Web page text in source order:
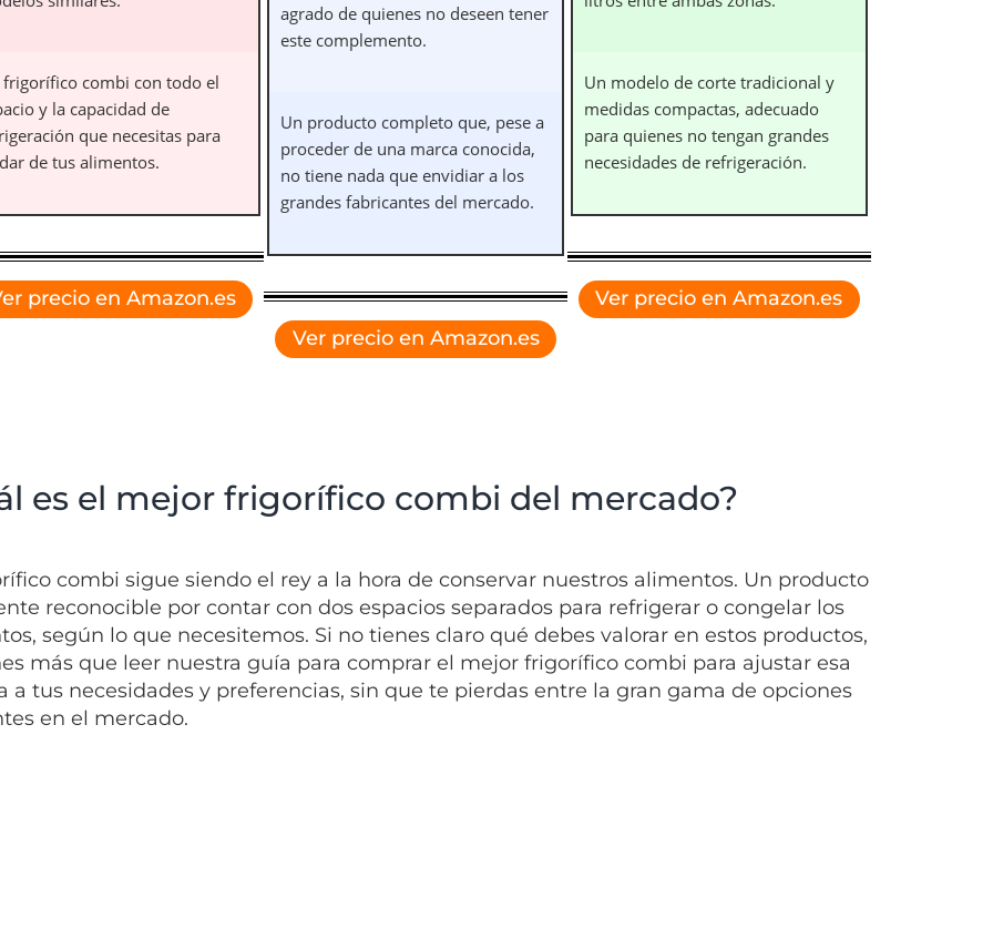
frigorífico combi con todo el
y la capacidad de
que necesitas para
de tus alimentos.
precio en Amazon.es
agrado de quienes no deseen tener
este complemento.
Un producto completo que, pese a
proceder de una marca conocida,
no tiene nada que envidiar a los
grandes fabricantes del mercado.
Ver precio en Amazon.es
Un modelo de corte tradicional y
medidas compactas, adecuado
para quienes no tengan grandes
necesidades de refrigeración.
Ver precio en Amazon.es
es el mejor frigorífico combi del mercado?
combi sigue siendo el rey a la hora de conservar nuestros alimentos. Un producto
reconocible por contar con dos espacios separados para refrigerar o congelar los
según lo que necesitemos. Si no tienes claro qué debes valorar en estos productos,
más que leer nuestra guía para comprar el mejor frigorífico combi para ajustar esa
a tus necesidades y preferencias, sin que te pierdas entre la gran gama de opciones
en el mercado.